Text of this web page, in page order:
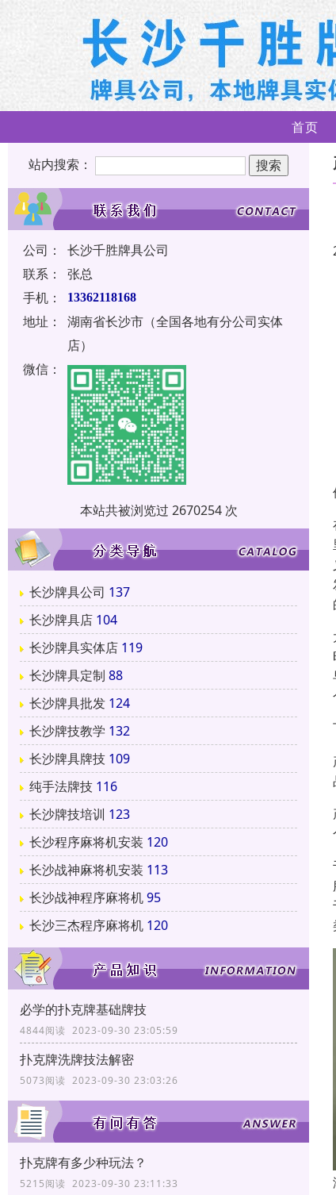
首页
站内搜索：
公司：
长沙千胜牌具公司
联系：
张总
手机：
13362118168
地址：
湖南省长沙市（全国各地有分公司实体
店）
微信：
本站共被浏览过 2670254 次
长沙牌具公司 137
长沙牌具店 104
长沙牌具实体店 119
长沙牌具定制 88
长沙牌具批发 124
长沙牌技教学 132
长沙牌具牌技 109
纯手法牌技 116
长沙牌技培训 123
长沙程序麻将机安装 120
长沙战神麻将机安装 113
长沙战神程序麻将机95
长沙三杰程序麻将机 120
必学的扑克牌基础牌技
4844阅读 2023-09-30 23:05:59
扑克牌洗牌技法解密
5073阅读 2023-09-30 23:03:26
扑克牌有多少种玩法？
5215阅读 2023-09-30 23:11:33